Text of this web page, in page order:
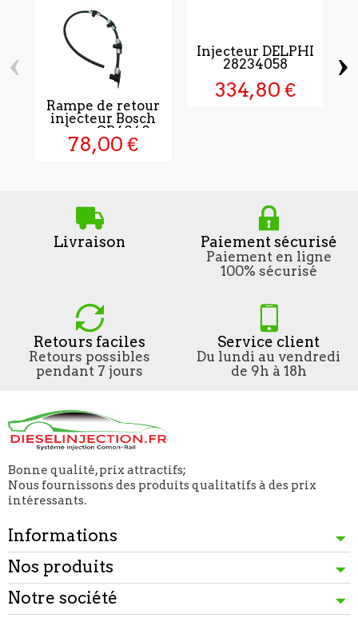
Rampe de retour
injecteur Bosch
piezo CR6040
78,00 €
Injecteur DELPHI
28234058
334,80 €
‹ ›
Livraison Paiement sécurisé
Paiement en ligne
100% sécurisé
Retours faciles
Retours possibles
pendant 7 jours
Service client
Du lundi au vendredi
de 9h à 18h
Bonne qualité, prix attractifs;
Nous fournissons des produits qualitatifs à des prix
intéressants.
Informations
Nos produits
Notre société